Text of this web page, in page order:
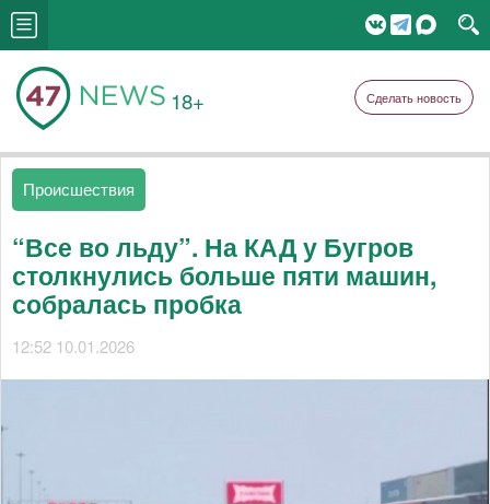
18+ Сделать новость
Происшествия
“Все во льду”. На КАД у Бугров
столкнулись больше пяти машин,
собралась пробка
12:52 10.01.2026